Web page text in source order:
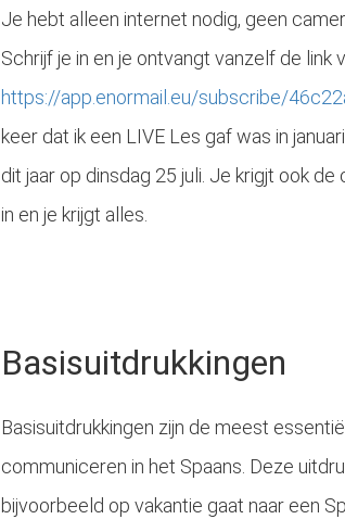
Je hebt alleen internet nodig, geen
Schrijf je in en je ontvangt vanzelf de link
https://app.enormail.eu/subscribe/
keer dat ik een LIVE Les gaf was in
dit jaar op dinsdag 25 juli. Je krigjt ook
in en je krijgt alles.
Basisuitdrukkingen
Basisuitdrukkingen zijn de meest
communiceren in het Spaans. Deze
bijvoorbeeld op vakantie gaat naar een